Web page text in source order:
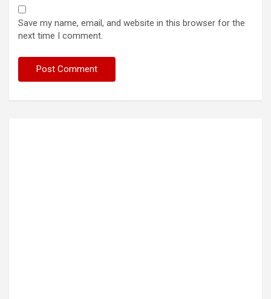
Save my name, email, and website in this browser for the
next time I comment.